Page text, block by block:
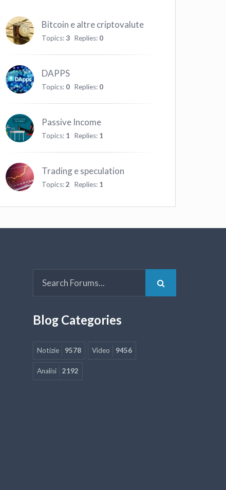
Bitcoin e altre criptovalute
Topics:3 Replies: 0
DAPPS
Topics: 0 Replies: 0
Passive Income
Topics: 1 Replies: 1
Trading e speculation
Topics:2 Replies: 1
Blog Categories
Notizie 9578 Video 9456
Analisi 2192